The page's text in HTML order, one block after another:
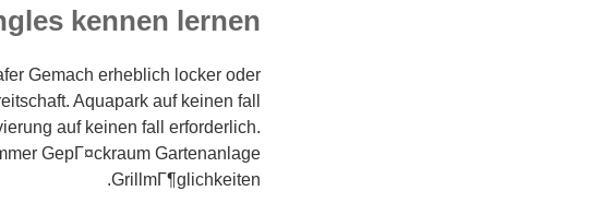
kennen lernen
Gemach erheblich locker oder
Aquapark auf keinen fall
auf keinen fall erforderlich.
GepГ¤ckraum Gartenanlage
GrillmГ¶glichkeiten.